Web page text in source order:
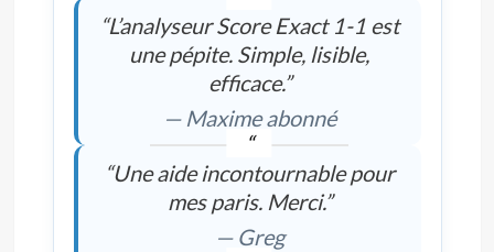
“L’analyseur Score Exact 1-1 est
une pépite. Simple, lisible,
efficace.”
— Maxime abonné
“Une aide incontournable pour
mes paris. Merci.”
— Greg